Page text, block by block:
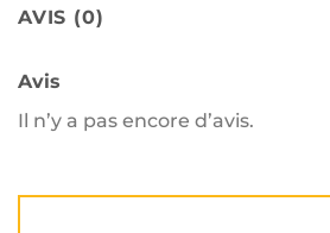
AVIS (0)
Avis
Il n’y a pas encore d’avis.